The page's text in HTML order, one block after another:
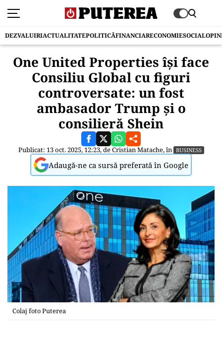
DEZVALUIRIACTUALITATEPOLITICĂFINANCIARECONOMIESOCIAL
One United Properties își face
Consiliu Global cu figuri
controversate: un fost
ambasador Trump și o
consilieră Shein
Publicat: 13 oct. 2025, 12:23, deCristian Matache, în BUSINESS
Adaugă-ne ca sursă preferată în Google
Colaj foto Puterea